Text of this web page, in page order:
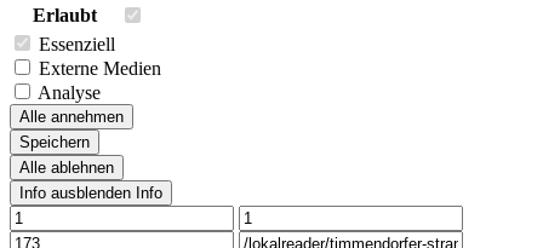
Erlaubt
Essenziell
Externe Medien
Analyse
Alle annehmen
Speichern
Alle ablehnen
Info ausblenden Info